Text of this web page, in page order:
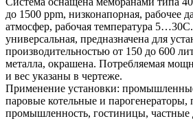
до 1500 ppm, низконапорная, рабочее
атмосфер, рабочая температура
универсальная, предназначена для
производительностью от 150 до 600
металла, окрашена. Потребляемая мощность 1,5 квт. Габариты
и вес указаны в чертеже.
Применение установки:
паровые котельные и парогенераторы,
промышленность, гостиницы, частные